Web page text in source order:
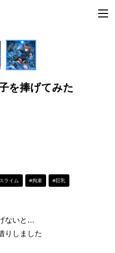
t
o
を捧げてみた
ライム #拘束 #巨乳
ないと…
りしました